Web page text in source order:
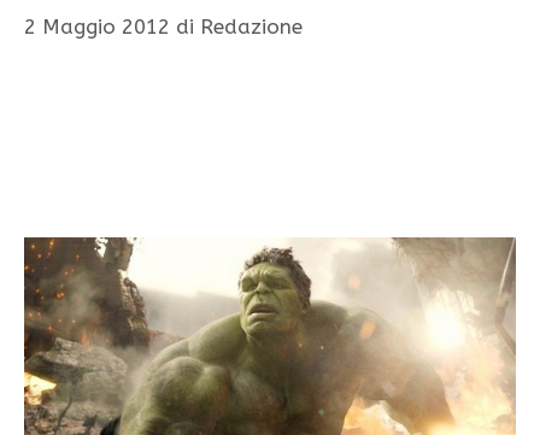
2 Maggio 2012 di Redazione